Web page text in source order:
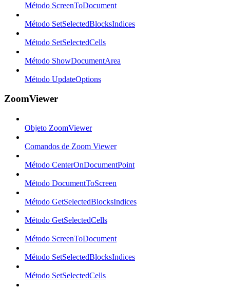
Método ScreenToDocument
Método SetSelectedBlocksIndices
Método SetSelectedCells
Método ShowDocumentArea
Método UpdateOptions
ZoomViewer
Objeto ZoomViewer
Comandos de Zoom Viewer
Método CenterOnDocumentPoint
Método DocumentToScreen
Método GetSelectedBlocksIndices
Método GetSelectedCells
Método ScreenToDocument
Método SetSelectedBlocksIndices
Método SetSelectedCells